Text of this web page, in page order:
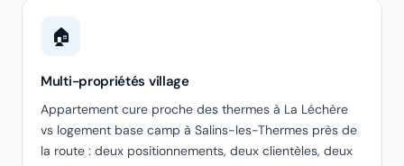
🏠
Multi-propriétés village
Appartement cure proche des thermes à La Léchère
vs logement base camp à Salins-les-Thermes près de
la route : deux positionnements, deux clientèles, deux